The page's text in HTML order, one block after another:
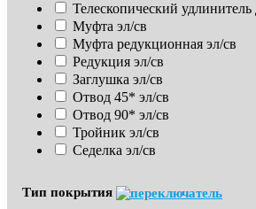
Телескопический
Муфта эл/св
Муфта редукционная эл/св
Редукция эл/св
Заглушка эл/св
Отвод 45* эл/св
Отвод 90* эл/св
Тройник эл/св
Седелка эл/св
Тип покрытия